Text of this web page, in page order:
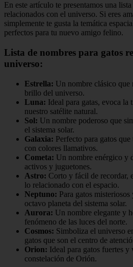
En este artículo te presentamos una
relacionados con el universo. Si eres
simplemente te gusta la temática
perfectos para tu nuevo amigo felino.
Lista de nombres para gatos
universo:
Estrella: Un nombre clásico que
brillo del universo.
Luna: Ideal para gatas, evoca
nuestro satélite natural.
Sol: Un nombre poderoso que
el sistema solar.
Galaxia: Perfecto para gatos
con colores llamativos.
Cometa: Un nombre enérgico y
activos y juguetones.
Astro: Corto y fácil de recordar,
lo relacionado con el espacio.
Neptuno: Para gatos
octavo planeta del sistema solar.
Aurora: Un nombre elegante y
fenómeno de las luces del norte.
Cosmos: Simboliza el universo
gatos que son el centro de
Orion: Ideal para gatos fuertes y
constelación de Orión.